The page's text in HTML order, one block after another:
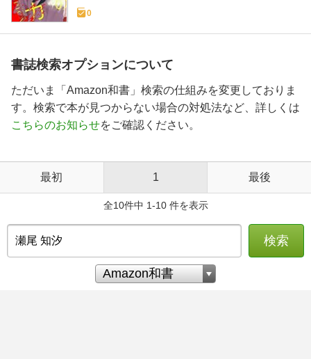
0
書誌検索オプションについて
ただいま「Amazon和書」検索の仕組みを変更しておりま
す。検索で本が見つからない場合の対処法など、詳しくは
こちらのお知らせをご確認ください。
最初 1 最後
全10件中 1-10 件を表示
検索